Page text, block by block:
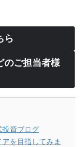
ら
のご担当者様
投資ブログ
を目指してみま